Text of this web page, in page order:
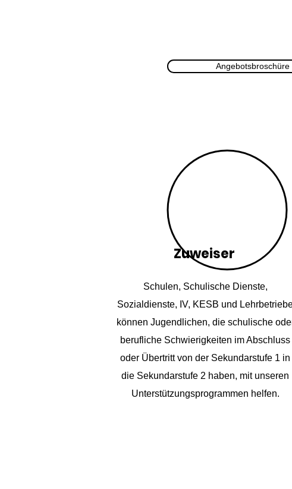
Angebotsbroschüre
Zuweiser
Schulen, Schulische Dienste,
Sozialdienste, IV, KESB und
können Jugendlichen, die schulische
berufliche Schwierigkeiten im Abschluss
oder Übertritt von der Sekundarstufe 1 in
die Sekundarstufe 2 haben, mit unseren
Unterstützungsprogrammen helfen.